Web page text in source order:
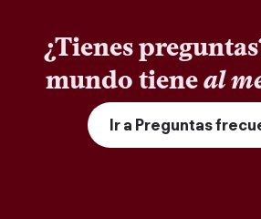
¿Tienes
mundo tieneal
Ir a Preguntas